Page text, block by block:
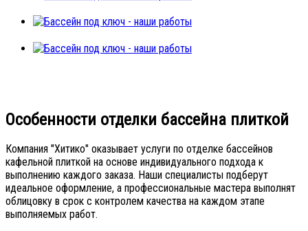
Особенности отделки бассейна плиткой
Компания "Хитико" оказывает услуги по отделке бассейнов
кафельной плиткой на основе индивидуального подхода к
выполнению каждого заказа. Наши специалисты подберут
идеальное оформление, а профессиональные мастера выполнят
облицовку в срок с контролем качества на каждом этапе
выполняемых работ.